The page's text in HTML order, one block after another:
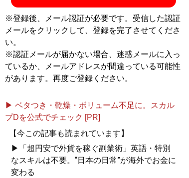
※登録後、メール認証が必要です。受信した認証
メールをクリックして、登録を完了させてくださ
い。
※認証メールが届かない場合、迷惑メールに入っ
ているか、メールアドレスが間違っている可能性
があります。再度ご登録ください。
▶ ベタつき・乾燥・ボリューム不足に。スカル
プDを公式でチェック [PR]
【今この記事も読まれています】
▶「超円安で外貨を稼ぐ副業術」英語・特別
なスキルは不要。“日本の日常”が海外でお金に
変わる